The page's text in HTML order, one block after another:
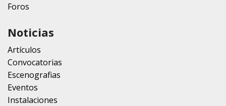
Foros
Noticias
Artículos
Convocatorias
Escenografias
Eventos
Instalaciones